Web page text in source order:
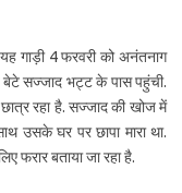
गाड़ी 4 फरवरी को अनंतनाग
सज्जाद भट्ट के पास पहुंची.
रहा है. सज्जाद की खोज में
उसके घर पर छापा मारा था.
फरार बताया जा रहा है.